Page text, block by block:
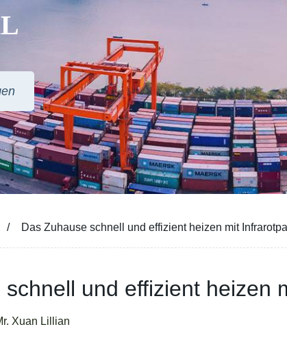
Das Zuhause schnell und effizient heizen mit
und effizient heizen
Xuan Lillian